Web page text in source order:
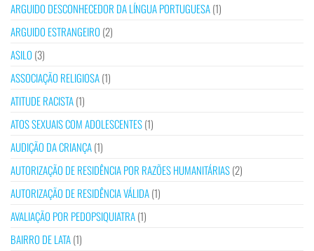
ARGUIDO DESCONHECEDOR DA LÍNGUA PORTUGUESA(1)
ARGUIDO ESTRANGEIRO (2)
ASILO (3)
ASSOCIAÇÃO RELIGIOSA(1)
ATITUDE RACISTA(1)
ATOS SEXUAIS COM ADOLESCENTES(1)
AUDIÇÃO DA CRIANÇA(1)
AUTORIZAÇÃO DE RESIDÊNCIA POR RAZÕES HUMANITÁRIAS(2)
AUTORIZAÇÃO DE RESIDÊNCIA VÁLIDA(1)
AVALIAÇÃO POR PEDOPSIQUIATRA(1)
BAIRRO DE LATA(1)